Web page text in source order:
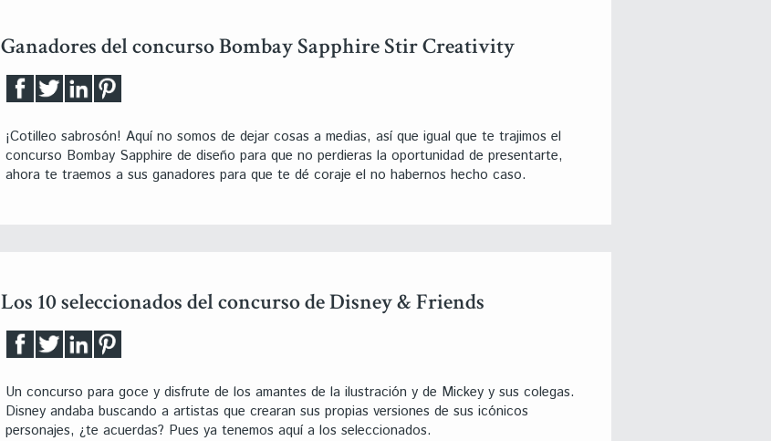
Ganadores del concurso Bombay Sapphire Stir Creativity
¡Cotilleo sabrosón! Aquí no somos de dejar cosas a medias, así que igual que te trajimos el
concurso Bombay Sapphire de diseño para que no perdieras la oportunidad de presentarte,
ahora te traemos a sus ganadores para que te dé coraje el no habernos hecho caso.
Los 10 seleccionados del concurso de Disney & Friends
Un concurso para goce y disfrute de los amantes de la ilustración y de Mickey y sus colegas.
Disney andaba buscando a artistas que crearan sus propias versiones de sus icónicos
personajes, ¿te acuerdas? Pues ya tenemos aquí a los seleccionados.